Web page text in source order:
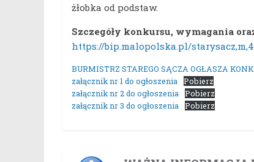
żłobka od podstaw.
Szczegóły konkursu, wymagania
https://bip.malopolska.pl/
BURMISTRZ STAREGO SĄCZA OGŁASZA
załącznik nr 1 do ogłoszenia
Pobierz
załącznik nr 2 do ogłoszenia
Pobierz
załącznik nr 3 do ogłoszenia
Pobierz